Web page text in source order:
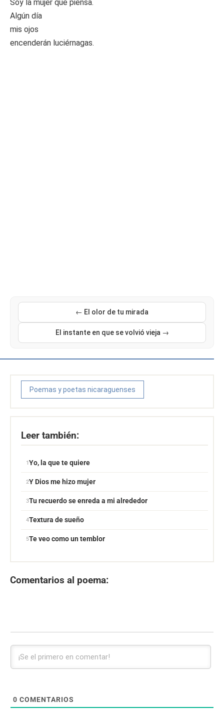
Soy la mujer que piensa.
Algún día
mis ojos
encenderán luciérnagas.
← El olor de tu mirada
El instante en que se volvió vieja →
Poemas y poetas nicaraguenses
Leer también:
Yo, la que te quiere
Y Dios me hizo mujer
Tu recuerdo se enreda a mi alrededor
Textura de sueño
Te veo como un temblor
Comentarios al poema:
0 COMENTARIOS